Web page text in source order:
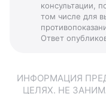
консультации,
том числе для
Ответ
ИНФОРМАЦИЯ
ЦЕЛЯХ. НЕ